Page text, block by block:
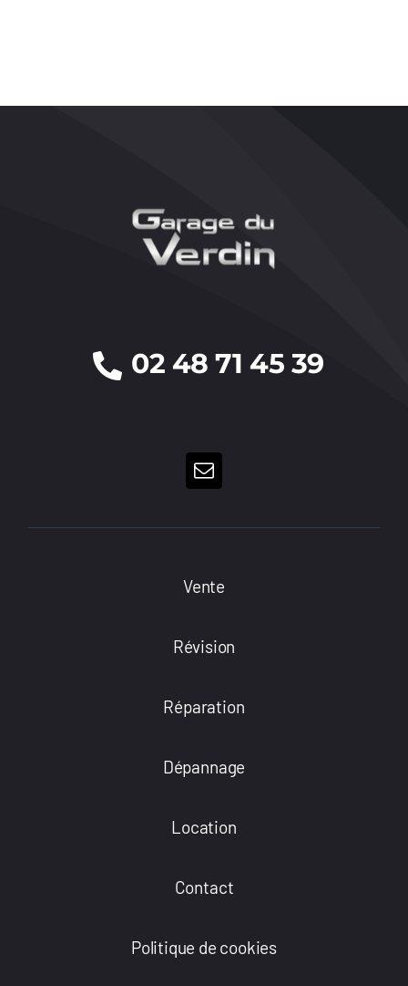
02 48 71 45 39
Vente
Révision
Réparation
Dépannage
Location
Contact
Politique de cookies